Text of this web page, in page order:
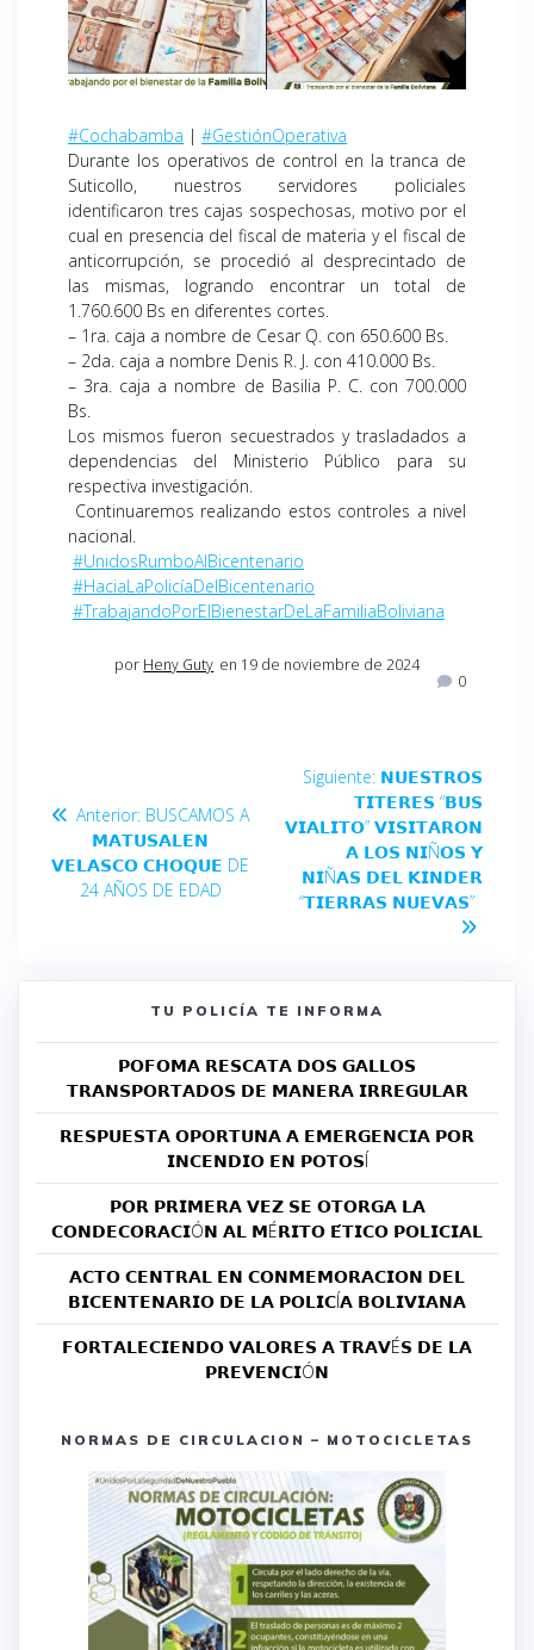
#Cochabamba | #GestiónOperativa
Durante los operativos de control en la tranca de
Suticollo, nuestros servidores policiales
identificaron tres cajas sospechosas, motivo por el
cual en presencia del fiscal de materia y el fiscal de
anticorrupción, se procedió al desprecintado de
las mismas, logrando encontrar un total de
1.760.600 Bs en diferentes cortes.
– 1ra. caja a nombre de Cesar Q. con 650.600 Bs.
– 2da. caja a nombre Denis R. J. con 410.000 Bs.
– 3ra. caja a nombre de Basilia P. C. con 700.000
Bs.
Los mismos fueron secuestrados y trasladados a
dependencias del Ministerio Público para su
respectiva investigación.
Continuaremos realizando estos controles a nivel
nacional.
#UnidosRumboAlBicentenario
#HaciaLaPolicíaDelBicentenario
#TrabajandoPorElBienestarDeLaFamiliaBoliviana
por Heny Guty en 19 de noviembre de 2024
0
Anterior: BUSCAMOS A
𝗠𝗔𝗧𝗨𝗦𝗔𝗟𝗘𝗡
𝗩𝗘𝗟𝗔𝗦𝗖𝗢 𝗖𝗛𝗢𝗤𝗨𝗘 DE
24 AÑOS DE EDAD
Siguiente: 𝗡𝗨𝗘𝗦𝗧𝗥𝗢𝗦
𝗧𝗜𝗧𝗘𝗥𝗘𝗦 “𝗕𝗨𝗦
𝗩𝗜𝗔𝗟𝗜𝗧𝗢” 𝗩𝗜𝗦𝗜𝗧𝗔𝗥𝗢𝗡
𝗔 𝗟𝗢𝗦 𝗡𝗜Ñ𝗢𝗦 𝗬
𝗡𝗜Ñ𝗔𝗦 𝗗𝗘𝗟 𝗞𝗜𝗡𝗗𝗘𝗥
“𝗧𝗜𝗘𝗥𝗥𝗔𝗦 𝗡𝗨𝗘𝗩𝗔𝗦”
TU POLICÍA TE INFORMA
𝗣𝗢𝗙𝗢𝗠𝗔 𝗥𝗘𝗦𝗖𝗔𝗧𝗔 𝗗𝗢𝗦 𝗚𝗔𝗟𝗟𝗢𝗦
𝗧𝗥𝗔𝗡𝗦𝗣𝗢𝗥𝗧𝗔𝗗𝗢𝗦 𝗗𝗘 𝗠𝗔𝗡𝗘𝗥𝗔 𝗜𝗥𝗥𝗘𝗚𝗨𝗟𝗔𝗥
𝗥𝗘𝗦𝗣𝗨𝗘𝗦𝗧𝗔 𝗢𝗣𝗢𝗥𝗧𝗨𝗡𝗔 𝗔 𝗘𝗠𝗘𝗥𝗚𝗘𝗡𝗖𝗜𝗔 𝗣𝗢𝗥
𝗜𝗡𝗖𝗘𝗡𝗗𝗜𝗢 𝗘𝗡 𝗣𝗢𝗧𝗢𝗦Í
𝗣𝗢𝗥 𝗣𝗥𝗜𝗠𝗘𝗥𝗔 𝗩𝗘𝗭 𝗦𝗘 𝗢𝗧𝗢𝗥𝗚𝗔 𝗟𝗔
𝗖𝗢𝗡𝗗𝗘𝗖𝗢𝗥𝗔𝗖𝗜Ó𝗡 𝗔𝗟 𝗠É𝗥𝗜𝗧𝗢 𝗘́𝗧𝗜𝗖𝗢 𝗣𝗢𝗟𝗜𝗖𝗜𝗔𝗟
𝗔𝗖𝗧𝗢 𝗖𝗘𝗡𝗧𝗥𝗔𝗟 𝗘𝗡 𝗖𝗢𝗡𝗠𝗘𝗠𝗢𝗥𝗔𝗖𝗜𝗢𝗡 𝗗𝗘𝗟
𝗕𝗜𝗖𝗘𝗡𝗧𝗘𝗡𝗔𝗥𝗜𝗢 𝗗𝗘 𝗟𝗔 𝗣𝗢𝗟𝗜𝗖Í𝗔 𝗕𝗢𝗟𝗜𝗩𝗜𝗔𝗡𝗔
𝗙𝗢𝗥𝗧𝗔𝗟𝗘𝗖𝗜𝗘𝗡𝗗𝗢 𝗩𝗔𝗟𝗢𝗥𝗘𝗦 𝗔 𝗧𝗥𝗔𝗩É𝗦 𝗗𝗘 𝗟𝗔
𝗣𝗥𝗘𝗩𝗘𝗡𝗖𝗜Ó𝗡
NORMAS DE CIRCULACION – MOTOCICLETAS